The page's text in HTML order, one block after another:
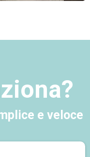
e veloce